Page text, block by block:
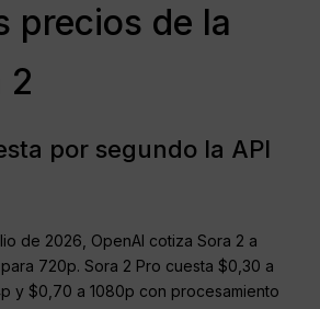
precios de la
2
por segundo la API
de 2026, OpenAI cotiza Sora 2 a
720p. Sora 2 Pro cuesta $0,30 a
y $0,70 a 1080p con procesamiento